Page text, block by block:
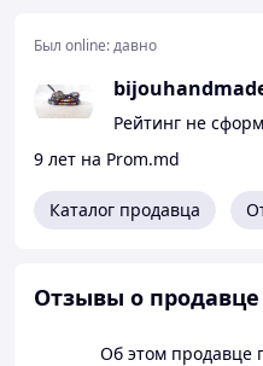
Был online:давно
Рейтинг не
9 лет на Prom.md
Каталог продавца
Отзывы о продавце
Об этом продавце